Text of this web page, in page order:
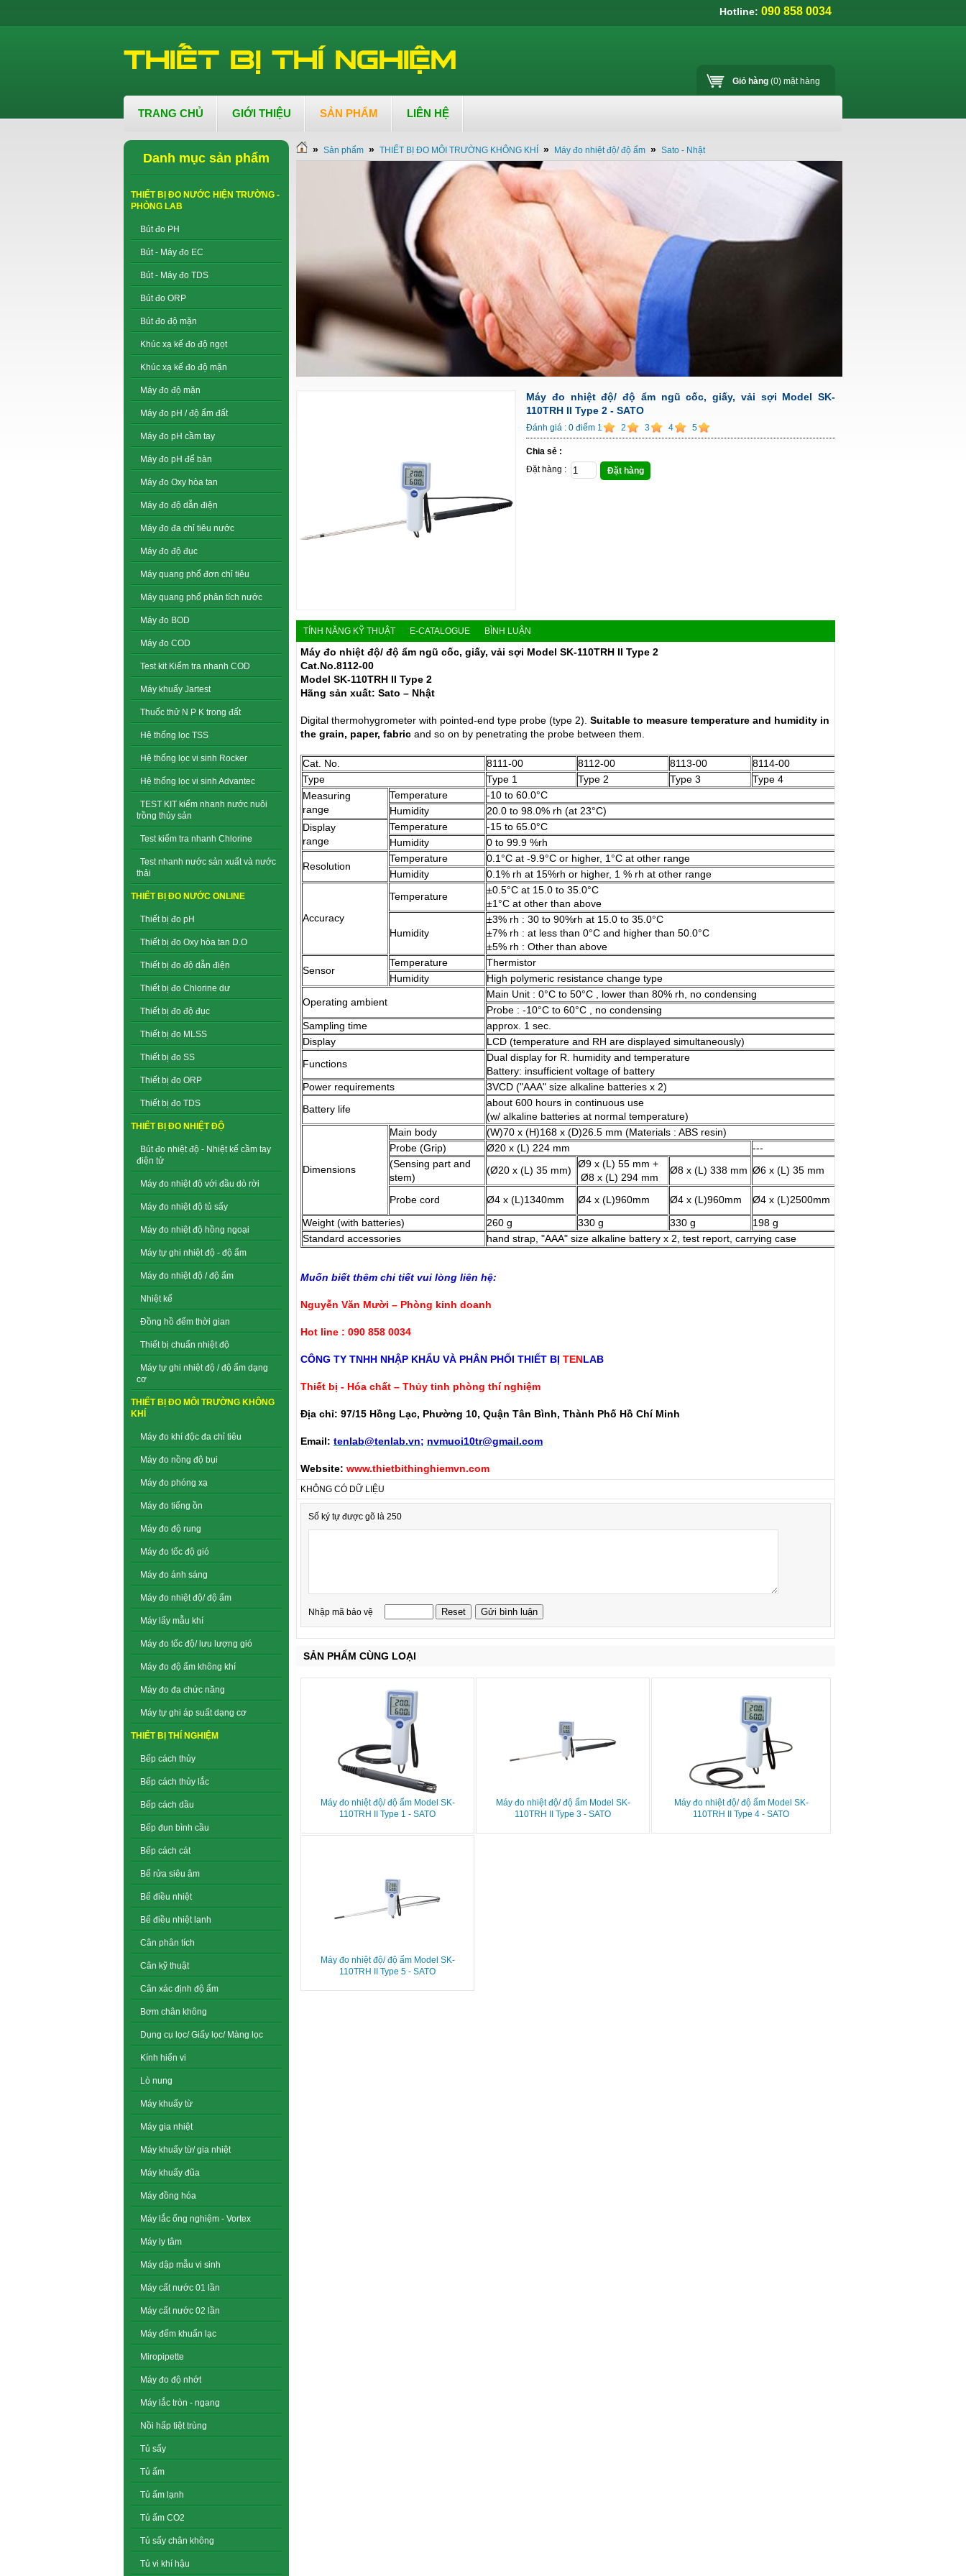
Hotline: 090 858 0034
Giỏ hàng (0) mặt hàng
TRANG CHỦ GIỚI THIỆU SẢN PHẨM LIÊN HỆ
Danh mục sản phẩm
THIẾT BỊ ĐO NƯỚC HIỆN TRƯỜNG -
PHÒNG LAB
Bút đo PH
Bút - Máy đo EC
Bút - Máy đo TDS
Bút đo ORP
Bút đo độ mặn
Khúc xạ kế đo độ ngọt
Khúc xạ kế đo độ mặn
Máy đo độ mặn
Máy đo pH / độ ẩm đất
Máy đo pH cầm tay
Máy đo pH để bàn
Máy đo Oxy hòa tan
Máy đo độ dẫn điện
Máy đo đa chỉ tiêu nước
Máy đo độ đục
Máy quang phổ đơn chỉ tiêu
Máy quang phổ phân tích nước
Máy đo BOD
Máy đo COD
Test kit Kiểm tra nhanh COD
Máy khuấy Jartest
Thuốc thử N P K trong đất
Hệ thống lọc TSS
Hệ thống lọc vi sinh Rocker
Hệ thống lọc vi sinh Advantec
TEST KIT kiểm nhanh nước nuôi
trồng thủy sản
Test kiểm tra nhanh Chlorine
Test nhanh nước sản xuất và nước
thải
THIẾT BỊ ĐO NƯỚC ONLINE
Thiết bị đo pH
Thiết bị đo Oxy hòa tan D.O
Thiết bị đo độ dẫn điện
Thiết bị đo Chlorine dư
Thiết bị đo độ đục
Thiết bị đo MLSS
Thiết bị đo SS
Thiết bị đo ORP
Thiết bị đo TDS
THIẾT BỊ ĐO NHIỆT ĐỘ
Bút đo nhiệt độ - Nhiệt kế cầm tay
điện tử
Máy đo nhiệt độ với đầu dò rời
Máy đo nhiệt độ tủ sấy
Máy đo nhiệt độ hồng ngoại
Máy tự ghi nhiệt độ - độ ẩm
Máy đo nhiệt độ / độ ẩm
Nhiệt kế
Đồng hồ đếm thời gian
Thiết bị chuẩn nhiệt độ
Máy tự ghi nhiệt độ / độ ẩm dạng
cơ
THIẾT BỊ ĐO MÔI TRƯỜNG KHÔNG
KHÍ
Máy đo khí độc đa chỉ tiêu
Máy đo nồng độ bụi
Máy đo phóng xạ
Máy đo tiếng ồn
Máy đo độ rung
Máy đo tốc độ gió
Máy đo ánh sáng
Máy đo nhiệt độ/ độ ẩm
Máy lấy mẫu khí
Máy đo tốc độ/ lưu lượng gió
Máy đo độ ẩm không khí
Máy đo đa chức năng
Máy tự ghi áp suất dạng cơ
THIẾT BỊ THÍ NGHIỆM
Bếp cách thủy
Bếp cách thủy lắc
Bếp cách dầu
Bếp đun bình cầu
Bếp cách cát
Bể rửa siêu âm
Bể điều nhiệt
Bể điều nhiệt lanh
Cân phân tích
Cân kỹ thuật
Cân xác định độ ẩm
Bơm chân không
Dụng cụ lọc/ Giấy lọc/ Màng lọc
Kính hiển vi
Lò nung
Máy khuấy từ
Máy gia nhiệt
Máy khuấy từ/ gia nhiệt
Máy khuấy đũa
Máy đồng hóa
Máy lắc ống nghiệm - Vortex
Máy ly tâm
Máy dập mẫu vi sinh
Máy cất nước 01 lần
Máy cất nước 02 lần
Máy đếm khuẩn lạc
Miropipette
Máy đo độ nhớt
Máy lắc tròn - ngang
Nồi hấp tiệt trùng
Tủ sấy
Tủ ấm
Tủ ấm lạnh
Tủ ấm CO2
Tủ sấy chân không
Tủ vi khí hậu
» Sản phẩm » THIẾT BỊ ĐO MÔI TRƯỜNG KHÔNG KHÍ » Máy đo nhiệt độ/ độ ẩm » Sato - Nhật
Máy đo nhiệt độ/ độ ẩm ngũ cốc, giấy, vải sợi Model SK-
110TRH II Type 2 - SATO
Đánh giá : 0 điểm 1 2 3 4 5
Chia sẻ :
Đặt hàng :
Đặt hàng
TÍNH NĂNG KỸ THUẬT E-CATALOGUE BÌNH LUẬN
Máy đo nhiệt độ/ độ ẩm ngũ cốc, giấy, vải sợi Model SK-110TRH II Type 2
Cat.No.8112-00
Model SK-110TRH II Type 2
Hãng sản xuất: Sato – Nhật
Digital thermohygrometer with pointed-end type probe (type 2). Suitable to measure temperature and humidity in
the grain, paper, fabric and so on by penetrating the probe between them.
Cat. No. 8111-00 8112-00 8113-00 8114-00
Type
Type 1 Type 2 Type 3 Type 4
Measuring
range
Temperature
-10 to 60.0°C
Humidity
20.0 to 98.0% rh (at 23°C)
Display
range
Temperature
-15 to 65.0°C
Humidity
0 to 99.9 %rh
Resolution
Temperature
0.1°C at -9.9°C or higher, 1°C at other range
Humidity
0.1% rh at 15%rh or higher, 1 % rh at other range
Accuracy
Temperature
±0.5°C at 15.0 to 35.0°C
±1°C at other than above
Humidity
±3% rh : 30 to 90%rh at 15.0 to 35.0°C
±7% rh : at less than 0°C and higher than 50.0°C
±5% rh : Other than above
Sensor
Temperature
Thermistor
Humidity
High polymeric resistance change type
Operating ambient
Main Unit : 0°C to 50°C , lower than 80% rh, no condensing
Probe : -10°C to 60°C , no condensing
Sampling time
approx. 1 sec.
Display
LCD (temperature and RH are displayed simultaneously)
Functions
Dual display for R. humidity and temperature
Battery: insufficient voltage of battery
Power requirements
3VCD ("AAA" size alkaline batteries x 2)
Battery life
about 600 hours in continuous use
(w/ alkaline batteries at normal temperature)
Dimensions
Main body
(W)70 x (H)168 x (D)26.5 mm (Materials : ABS resin)
Probe (Grip)
Ø20 x (L) 224 mm ---
(Sensing part and
stem)
(Ø20 x (L) 35 mm)
Ø9 x (L) 55 mm +
Ø8 x (L) 294 mm
Ø8 x (L) 338 mm Ø6 x (L) 35 mm
Probe cord
Ø4 x (L)1340mm Ø4 x (L)960mm Ø4 x (L)960mm Ø4 x (L)2500mm
Weight (with batteries)
260 g 330 g 330 g 198 g
Standard accessories
hand strap, "AAA" size alkaline battery x 2, test report, carrying case
Muốn biết thêm chi tiết vui lòng liên hệ:
Nguyễn Văn Mười – Phòng kinh doanh
Hot line : 090 858 0034
CÔNG TY TNHH NHẬP KHẨU VÀ PHÂN PHỐI THIẾT BỊ TENLAB
Thiết bị - Hóa chất – Thủy tinh phòng thí nghiệm
Địa chỉ: 97/15 Hồng Lạc, Phường 10, Quận Tân Bình, Thành Phố Hồ Chí Minh
Email: tenlab@tenlab.vn; nvmuoi10tr@gmail.com
Website: www.thietbithinghiemvn.com
KHÔNG CÓ DỮ LIỆU
Số ký tự được gõ là 250
Nhập mã bảo vệ
SẢN PHẨM CÙNG LOẠI
Máy đo nhiệt độ/ độ ẩm Model SK-
110TRH II Type 1 - SATO
Máy đo nhiệt độ/ độ ẩm Model SK-
110TRH II Type 3 - SATO
Máy đo nhiệt độ/ độ ẩm Model SK-
110TRH II Type 4 - SATO
Máy đo nhiệt độ/ độ ẩm Model SK-
110TRH II Type 5 - SATO